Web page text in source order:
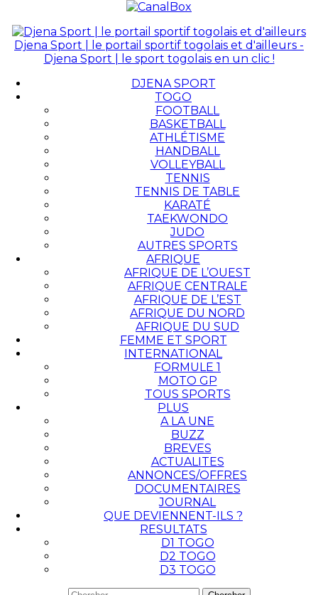
Djena Sport | le portail sportif togolais et d'ailleurs -
Djena Sport | le sport togolais en un clic !
DJENA SPORT
TOGO
FOOTBALL
BASKETBALL
ATHLÉTISME
HANDBALL
VOLLEYBALL
TENNIS
TENNIS DE TABLE
KARATÉ
TAEKWONDO
JUDO
AUTRES SPORTS
AFRIQUE
AFRIQUE DE L’OUEST
AFRIQUE CENTRALE
AFRIQUE DE L’EST
AFRIQUE DU NORD
AFRIQUE DU SUD
FEMME ET SPORT
INTERNATIONAL
FORMULE 1
MOTO GP
TOUS SPORTS
PLUS
A LA UNE
BUZZ
BREVES
ACTUALITES
ANNONCES/OFFRES
DOCUMENTAIRES
JOURNAL
QUE DEVIENNENT-ILS ?
RESULTATS
D1 TOGO
D2 TOGO
D3 TOGO